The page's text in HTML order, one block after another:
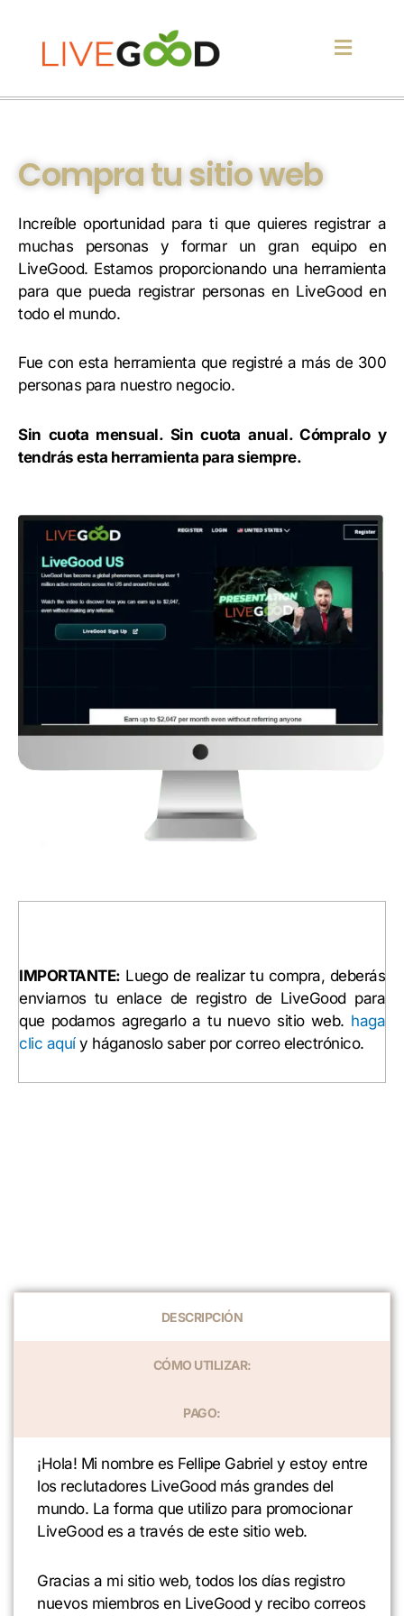
Compra tu sitio web
Increíble oportunidad para ti que quieres registrar a
muchas personas y formar un gran equipo en
LiveGood. Estamos proporcionando una herramienta
para que pueda registrar personas en LiveGood en
todo el mundo.
Fue con esta herramienta que registré a más de 300
personas para nuestro negocio.
Sin cuota mensual. Sin cuota anual. Cómpralo y
tendrás esta herramienta para siempre.
IMPORTANTE: Luego de realizar tu compra, deberás
enviarnos tu enlace de registro de LiveGood para
que podamos agregarlo a tu nuevo sitio web. haga
clic aquíy háganoslo saber por correo electrónico.
DESCRIPCIÓN
CÓMO UTILIZAR:
PAGO:
¡Hola! Mi nombre es Fellipe Gabriel y estoy entre
los reclutadores LiveGood más grandes del
mundo. La forma que utilizo para promocionar
LiveGood es a través de este sitio web.
Gracias a mi sitio web, todos los días registro
nuevos miembros en LiveGood y recibo correos